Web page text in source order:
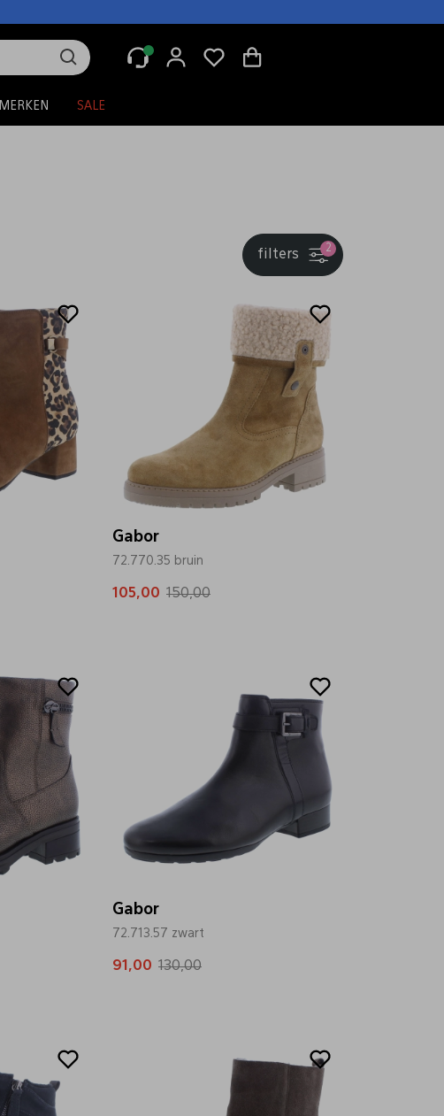
MERKEN SALE
2
filters
Gabor
72.770.35 bruin
105,00 150,00
Gabor
72.713.57 zwart
91,00 130,00